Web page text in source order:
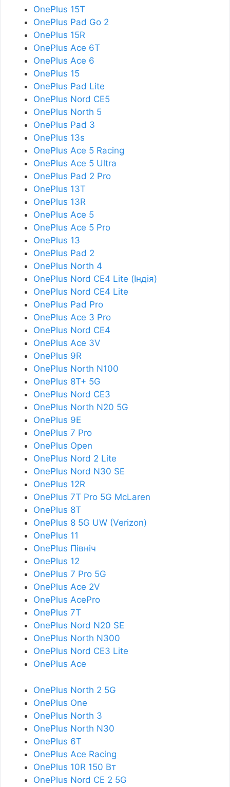
OnePlus 15T
OnePlus Pad Go 2
OnePlus 15R
OnePlus Ace 6T
OnePlus Ace 6
OnePlus 15
OnePlus Pad Lite
OnePlus Nord CE5
OnePlus North 5
OnePlus Pad 3
OnePlus 13s
OnePlus Ace 5 Racing
OnePlus Ace 5 Ultra
OnePlus Pad 2 Pro
OnePlus 13T
OnePlus 13R
OnePlus Ace 5
OnePlus Ace 5 Pro
OnePlus 13
OnePlus Pad 2
OnePlus North 4
OnePlus Nord CE4 Lite (Індія)
OnePlus Nord CE4 Lite
OnePlus Pad Pro
OnePlus Ace 3 Pro
OnePlus Nord CE4
OnePlus Ace 3V
OnePlus 9R
OnePlus North N100
OnePlus 8T+ 5G
OnePlus Nord CE3
OnePlus North N20 5G
OnePlus 9E
OnePlus 7 Pro
OnePlus Open
OnePlus Nord 2 Lite
OnePlus Nord N30 SE
OnePlus 12R
OnePlus 7T Pro 5G McLaren
OnePlus 8T
OnePlus 8 5G UW (Verizon)
OnePlus 11
OnePlus Північ
OnePlus 12
OnePlus 7 Pro 5G
OnePlus Ace 2V
OnePlus AcePro
OnePlus 7T
OnePlus Nord N20 SE
OnePlus North N300
OnePlus Nord CE3 Lite
OnePlus Ace
OnePlus North 2 5G
OnePlus One
OnePlus North 3
OnePlus North N30
OnePlus 6T
OnePlus Ace Racing
OnePlus 10R 150 Вт
OnePlus Nord CE 2 5G